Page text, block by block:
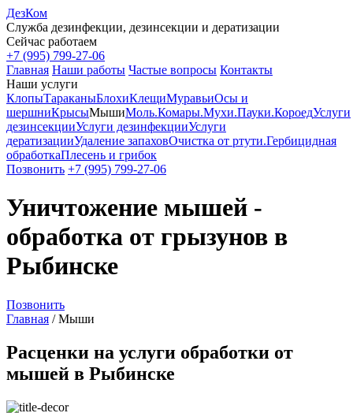
ДезКом
Служба дезинфекции, дезинсекции и дератизации
Сейчас работаем
+7 (995) 799-27-06
Главная Наши работы Частые вопросы Контакты
Наши услуги
КлопыТараканыБлохиКлещиМуравьиОсы и
шершниКрысыМышиМоль.Комары.Мухи.Пауки.КороедУслуги
дезинсекцииУслуги дезинфекцииУслуги
дератизацииУдаление запаховОчистка от ртути.Гербицидная
обработкаПлесень и грибок
Позвонить +7 (995) 799-27-06
Уничтожение мышей -
обработка от грызунов в
Рыбинске
Позвонить
Главная /Мыши
Расценки на услуги обработки от
мышей в Рыбинске